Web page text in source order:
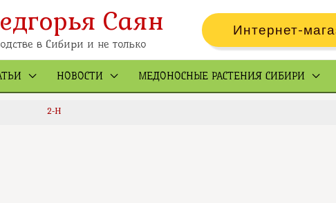
Саян
в Сибири и не только
Интернет-
НОВОСТИ МЕДОНОСНЫЕ РАСТЕНИЯ СИБИРИ
2-H